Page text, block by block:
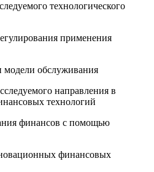
технологического
применения
обслуживания
направления в
технологий
финансов с помощью
финансовых